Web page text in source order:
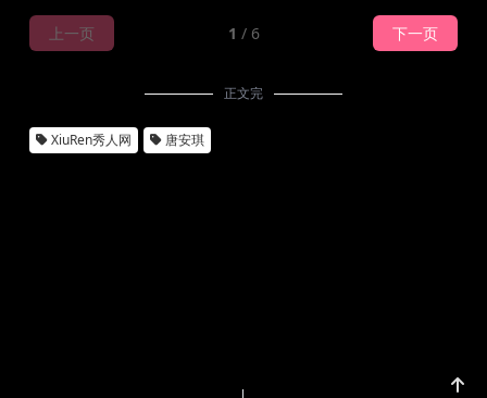
上一页 1 / 6 下一页
正文完
XiuRen秀人网 唐安琪